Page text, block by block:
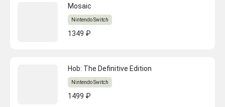
Mosaic
Nintendo Switch
1349 ₽
Hob: The Definitive Edition
Nintendo Switch
1499 ₽